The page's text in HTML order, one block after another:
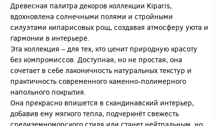
Древесная палитра декоров коллекции Kiparis,
вдохновлена солнечными полями и стройными
силуэтами кипарисовых рощ, создавая атмосферу уюта и
гармонии в интерьере.
Эта коллекция – для тех, кто ценит природную красоту
без компромиссов. Доступная, но не простая, она
сочетает в себе лаконичность натуральных текстур и
практичность современного каменно-полимерного
напольного покрытия.
Она прекрасно впишется в скандинавский интерьер,
добавив ему мягкого тепла, подчеркнёт свежесть